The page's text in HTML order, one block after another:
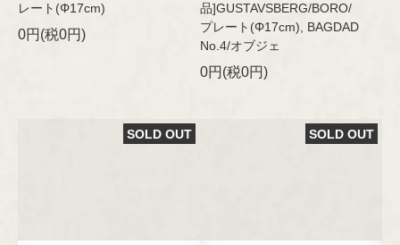
レート(Φ17cm)
0円(税0円)
品]GUSTAVSBERG/BORO/
プレート(Φ17cm), BAGDAD
No.4/オブジェ
0円(税0円)
SOLD OUT SOLD OUT